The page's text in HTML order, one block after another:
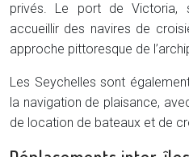
privés. Le port de Victoria,
accueillir des navires de
approche pittoresque de
Les Seychelles sont
la navigation de plaisance,
de location de bateaux et de